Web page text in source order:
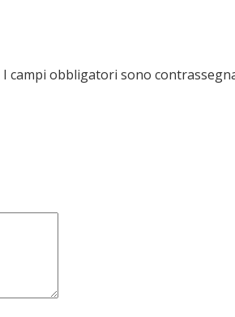
I campi obbligatori sono